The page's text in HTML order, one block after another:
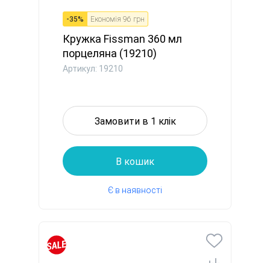
-35% Економія 96 грн
Кружка Fissman 360 мл
порцеляна (19210)
Артикул: 19210
Замовити в 1 клік
В кошик
Є в наявності